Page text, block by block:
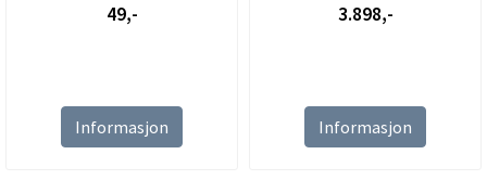
49,-
Informasjon
3.898,-
Informasjon